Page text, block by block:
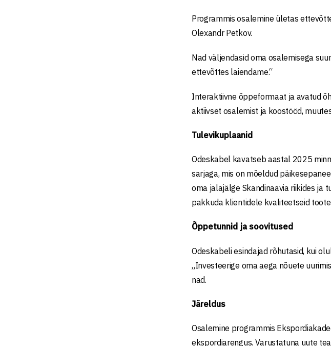
Programmis osalemine ületas
Olexandr Petkov.
Nad väljendasid oma osalemisega
ettevõttes laiendame.“
Interaktiivne õppeformaat ja avatud
aktiivset osalemist ja koostööd,
Tulevikuplaanid
Odeskabel kavatseb aastal 2025
sarjaga, mis on mõeldud
oma jalajälge Skandinaavia riikides ja
pakkuda klientidele kvaliteetseid
Õppetunnid ja soovitused
Odeskabeli esindajad rõhutasid, kui
„Investeerige oma aega nõuete
nad.
Järeldus
Osalemine programmis
ekspordiarengus. Varustatuna uute